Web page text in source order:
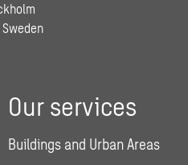
Our services
Buildings and Urban Areas